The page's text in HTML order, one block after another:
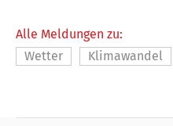
Alle Meldungen zu:
Wetter
Klimawandel